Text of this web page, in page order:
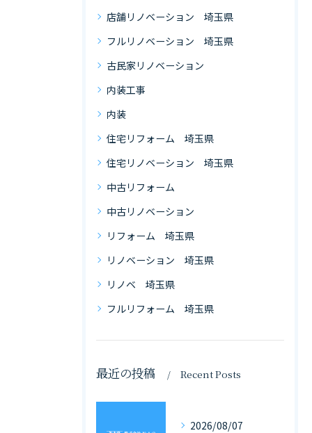
店舗リノベーション 埼玉県
フルリノベーション 埼玉県
古民家リノベーション
内装工事
内装
住宅リフォーム 埼玉県
住宅リノベーション 埼玉県
中古リフォーム
中古リノベーション
リフォーム 埼玉県
リノベーション 埼玉県
リノベ 埼玉県
フルリフォーム 埼玉県
最近の投稿 Recent Posts
2026/08/07